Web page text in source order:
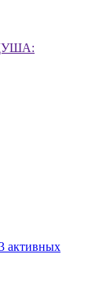
активных